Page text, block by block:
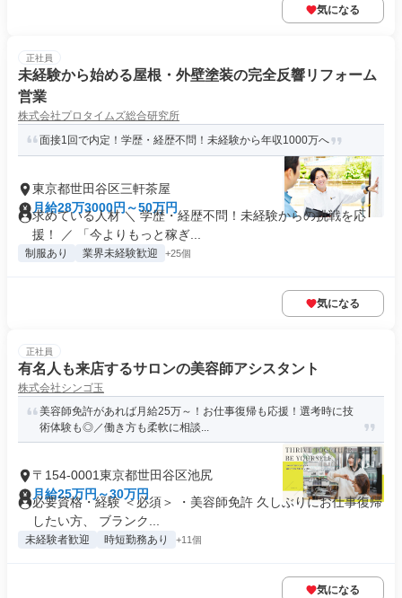
気になる
正社員
未経験から始める屋根・外壁塗装の完全反響リフォーム
営業
株式会社プロタイムズ総合研究所
面接1回で内定！学歴・経歴不問！未経験から年収1000万へ
東京都世田谷区三軒茶屋
月給28万3000円～50万円
求めている人材 ＼ 学歴・経歴不問！未経験からの挑戦を応
援！ ／ 「今よりもっと稼ぎ...
制服あり 業界未経験歓迎 +25個
気になる
正社員
有名人も来店するサロンの美容師アシスタント
株式会社シンゴ玉
美容師免許があれば月給25万～！お仕事復帰も応援！選考時に技
術体験も◎／働き方も柔軟に相談...
〒154-0001東京都世田谷区池尻
月給25万円～30万円
必要資格・経験 ＜必須＞ ・美容師免許 久しぶりにお仕事復帰
したい方、 ブランク...
未経験者歓迎 時短勤務あり +11個
気になる